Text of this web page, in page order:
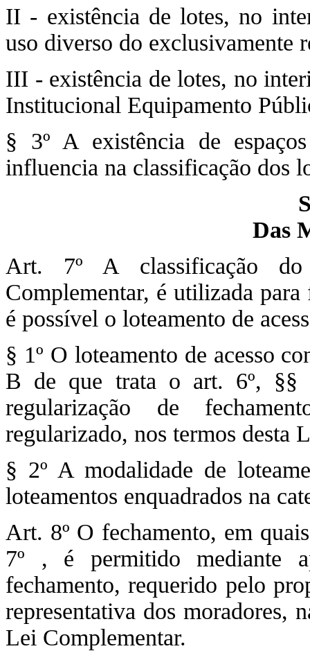
II - existência de lotes, no
uso diverso do exclusivamente
III - existência de lotes, no
Institucional Equipamento
§ 3º A existência de
influencia na classificação dos
Das
Art. 7º A classificação
Complementar, é utilizada
é possível o loteamento de
§ 1º O loteamento de acesso
B de que trata o art. 6º, §§
regularização de
regularizado, nos termos desta
§ 2º A modalidade de
loteamentos enquadrados na
Art. 8º O fechamento, em
7º , é permitido mediante
fechamento, requerido pelo
representativa dos moradores,
Lei Complementar.